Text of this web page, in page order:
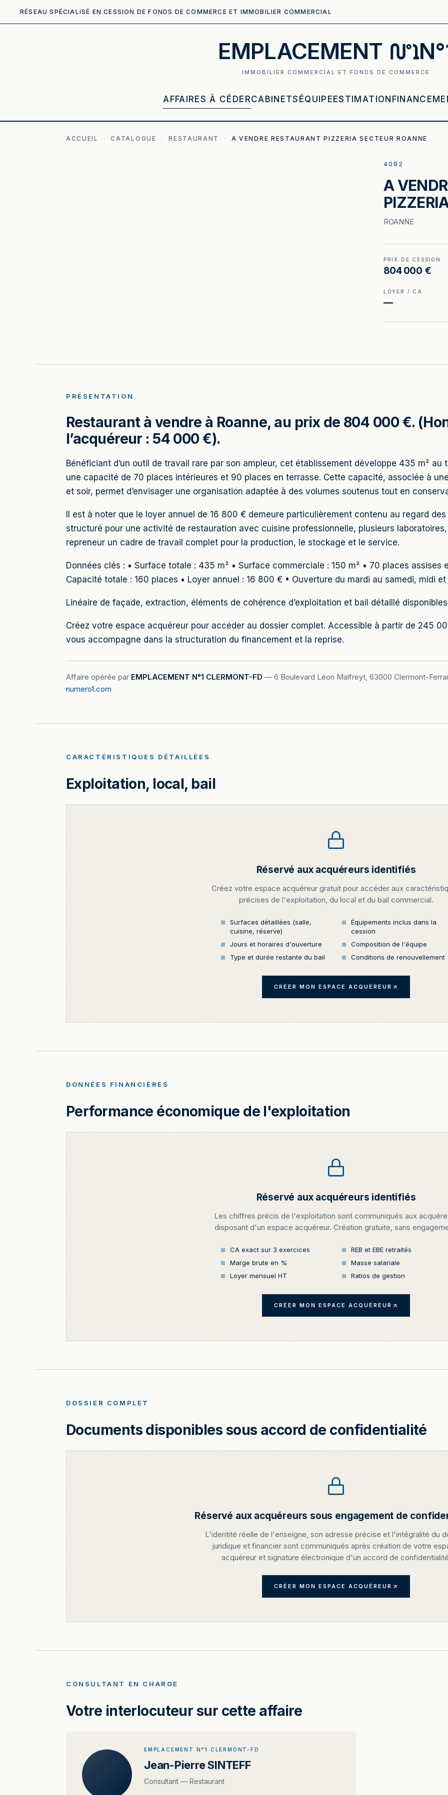
RÉSEAU SPÉCIALISÉ EN CESSION DE FONDS DE COMMERCE ET IMMOBILIER COMMERCIAL
EMPLACEMENT
IMMOBILIER COMMERCIAL ET FONDS DE COMMERCE
AFFAIRES À CÉDERCABINETS ÉQUIPE ESTIMATION
ACCUEIL · CATALOGUE · RESTAURANT · A VENDRE RESTAURANT PIZZERIA SECTEUR ROANNE
4092
A
ROANNE
PRIX DE CESSION
804 000 €
LOYER / CA
—
PRÉSENTATION
Restaurant à vendre à Roanne, au prix de 804 000 €.
l’acquéreur : 54 000 €).
Bénéficiant d’un outil de travail rare par son ampleur, cet établissement développe 435 m²
une capacité de 70 places intérieures et 90 places en terrasse. Cette capacité, associée à
et soir, permet d’envisager une organisation adaptée à des volumes soutenus tout en
Il est à noter que le loyer annuel de 16 800 € demeure particulièrement contenu au regard
structuré pour une activité de restauration avec cuisine professionnelle, plusieurs
repreneur un cadre de travail complet pour la production, le stockage et le service.
Données clés : • Surface totale : 435 m² • Surface commerciale : 150 m² • 70 places assises
Capacité totale : 160 places • Loyer annuel : 16 800 € • Ouverture du mardi au samedi, midi
Linéaire de façade, extraction, éléments de cohérence d’exploitation et bail détaillé
Créez votre espace acquéreur pour accéder au dossier complet. Accessible à partir de 245
vous accompagne dans la structuration du financement et la reprise.
Affaire opérée par EMPLACEMENT N°1 CLERMONT-FD — 6 Boulevard Léon Malfreyt, 63000 Clermont-
numero1.com
CARACTÉRISTIQUES DÉTAILLÉES
Exploitation, local, bail
Réservé aux acquéreurs identifiés
Créez votre espace acquéreur gratuit pour accéder aux
précises de l'exploitation, du local et du bail commercial.
Surfaces détaillées (salle,
cuisine, réserve)
Équipements inclus dans la
cession
Jours et horaires d'ouverture
Composition de l'équipe
Type et durée restante du bail
Conditions de renouvellement
CRÉER MON ESPACE ACQUÉREUR
DONNÉES FINANCIÈRES
Performance économique de l'exploitation
Réservé aux acquéreurs identifiés
Les chiffres précis de l'exploitation sont communiqués aux
disposant d'un espace acquéreur. Création gratuite, sans
CA exact sur 3 exercices
REB et EBE retraités
Marge brute en %
Masse salariale
Loyer mensuel HT
Ratios de gestion
CRÉER MON ESPACE ACQUÉREUR
DOSSIER COMPLET
Documents disponibles sous accord de confidentialité
Réservé aux acquéreurs sous engagement de
L'identité réelle de l'enseigne, son adresse précise et l'intégralité du
juridique et financier sont communiqués après création de votre
acquéreur et signature électronique d'un accord de
CRÉER MON ESPACE ACQUÉREUR
CONSULTANT EN CHARGE
Votre interlocuteur sur cette affaire
EMPLACEMENT N°1 CLERMONT-FD
Jean-Pierre SINTEFF
Consultant — Restaurant